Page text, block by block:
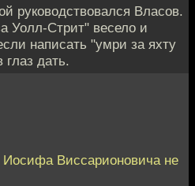
руководствовался Власов.
Уолл-Стрит" весело и
написать "умри за яхту
дать.
Виссарионовича не